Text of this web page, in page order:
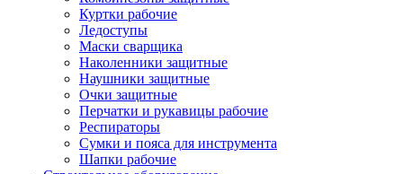
Куртки рабочие
Ледоступы
Маски сварщика
Наколенники защитные
Наушники защитные
Очки защитные
Перчатки и рукавицы рабочие
Респираторы
Сумки и пояса для инструмента
Шапки рабочие